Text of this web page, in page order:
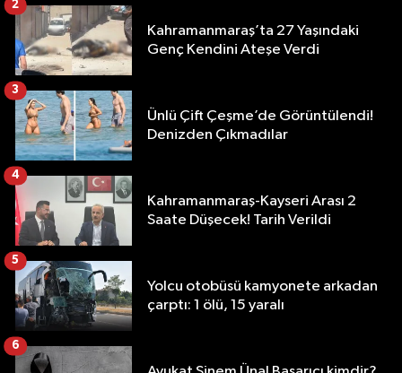
Kahramanmaraş’ta 27 Yaşındaki
Genç Kendini Ateşe Verdi
2
Ünlü Çift Çeşme’de Görüntülendi!
Denizden Çıkmadılar
3
Kahramanmaraş-Kayseri Arası 2
Saate Düşecek! Tarih Verildi
4
Yolcu otobüsü kamyonete arkadan
çarptı: 1 ölü, 15 yaralı
5
6